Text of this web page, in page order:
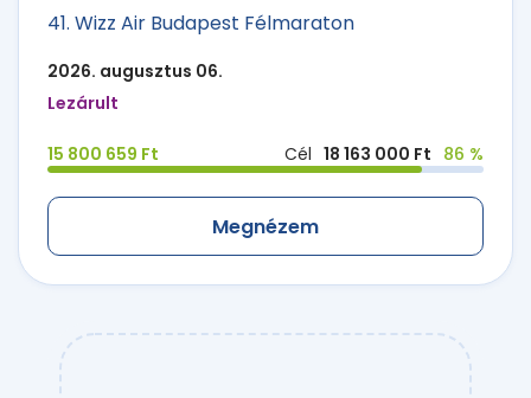
41. Wizz Air Budapest Félmaraton
2026. augusztus 06.
Lezárult
15 800 659 Ft Cél 18 163 000 Ft 86 %
Megnézem